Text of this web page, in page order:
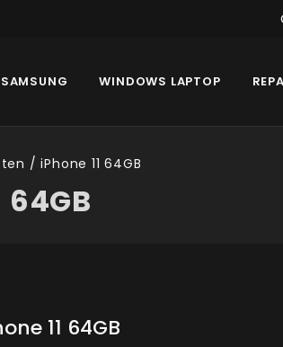
SAMSUNG WINDOWS LAPTOP
/ iPhone 11 64GB
64GB
11 64GB